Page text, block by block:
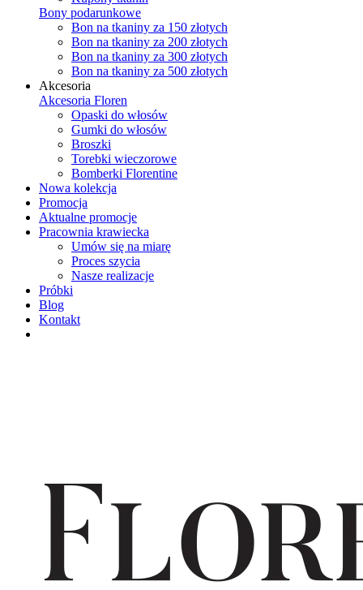
Bony podarunkowe
Bon na tkaniny za 150 złotych
Bon na tkaniny za 200 złotych
Bon na tkaniny za 300 złotych
Bon na tkaniny za 500 złotych
Akcesoria
Akcesoria Floren
Opaski do włosów
Gumki do włosów
Broszki
Torebki wieczorowe
Bomberki Florentine
Nowa kolekcja
Promocja
Aktualne promocje
Pracownia krawiecka
Umów się na miarę
Proces szycia
Nasze realizacje
Próbki
Blog
Kontakt